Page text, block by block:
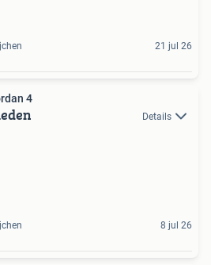
21 jul 26
4
Details
8 jul 26